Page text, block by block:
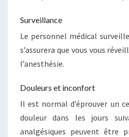
Surveillance
Le personnel médical
s’assurera que vous vous
l’anesthésie.
Douleurs et inconfort
Il est normal d’éprouver un
douleur dans les jours
analgésiques peuvent être